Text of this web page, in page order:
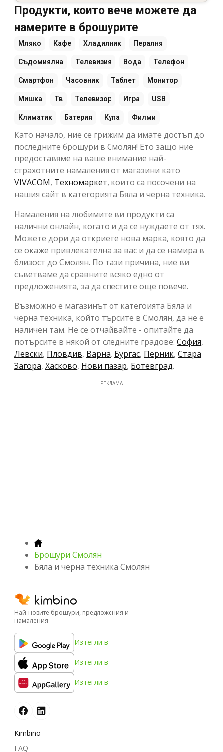
Продукти, които вече можете да
намерите в брошурите
Мляко Кафе Хладилник Пералня
Съдомиялна Телевизия Вода Телефон
Смартфон Часовник Таблет Монитор
Мишка Тв Телевизор Игра USB
Климатик Батерия Купа Филми
Като начало, ние се грижим да имате достъп до
последните брошури в Смолян! Ето защо ние
предоставяме на ваше внимание най-
страхотните намаления от магазини като
VIVACOM, Техномаркет, които са посочени на
нашия сайт в категорията Бяла и черна техника.
Намаления на любимите ви продукти са
налични онлайн, когато и да се нуждаете от тях.
Можете дори да откриете нова марка, която да
се окаже привлекателна за вас и да се намира в
близост до Смолян. По тази причина, ние ви
съветваме да сравните всяко едно от
предложенията, за да спестите още повече.
Възможно е магазинът от категоията Бяла и
черна техника, който търсите в Смолян, да не е
наличен там. Не се отчайвайте - опитайте да
потърсите в някой от следните градове: София,
Левски, Пловдив, Варна, Бургас, Перник, Стара
Загора, Хасково, Нови пазар, Ботевград.
РЕКЛАМА
Брошури Смолян
Бяла и черна техника Смолян
Най-новите брошури, предложения и
намаления
Изтегли в
Изтегли в
Изтегли в
Kimbino
FAQ